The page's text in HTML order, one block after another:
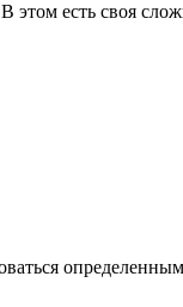
этом есть своя